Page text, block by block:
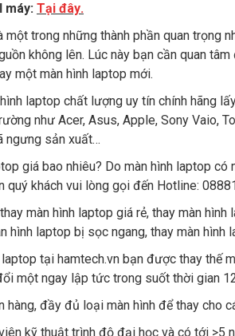
máy: Tại đây.
một trong những thành phần quan trọng
không lên. Lúc này bạn cần quan
một màn hình laptop mới.
laptop chất lượng uy tín chính hãng
như Acer, Asus, Apple, Sony Vaio,
ngưng sản xuất…
giá bao nhiêu? Do màn hình laptop
quý khách vui lòng gọi đến Hotline:
màn hình laptop giá rẻ, thay màn
hình laptop bị sọc ngang, thay màn
tại hamtech.vn bạn được thay thế
một ngay lập tức trong suốt thời gian
hàng, đầy đủ loại màn hình để thay cho
kỹ thuật trình độ đại học và có tới >5